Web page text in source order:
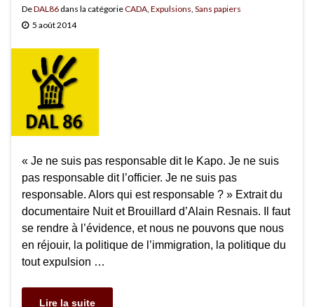
DeDAL86 dans la catégorieCADA Expulsions Sans papiers
5 août 2014
« Je ne suis pas responsable dit le Kapo. Je ne suis
pas responsable dit l’officier. Je ne suis pas
responsable. Alors qui est responsable ? » Extrait du
documentaire Nuit et Brouillard d’Alain Resnais. Il faut
se rendre à l’évidence, et nous ne pouvons que nous
en réjouir, la politique de l’immigration, la politique du
tout expulsion …
Lire la suite